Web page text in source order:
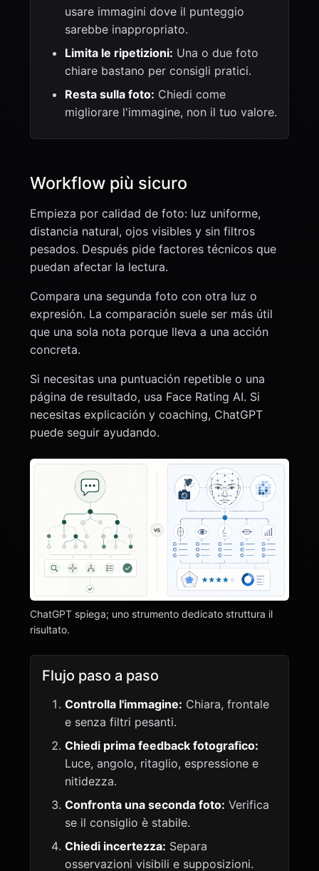
usare immagini dove il punteggio
sarebbe inappropriato.
Limita le ripetizioni: Una o due foto
chiare bastano per consigli pratici.
Resta sulla foto: Chiedi come
migliorare l'immagine, non il tuo valore.
Workflow più sicuro
Empieza por calidad de foto: luz uniforme,
distancia natural, ojos visibles y sin filtros
pesados. Después pide factores técnicos que
puedan afectar la lectura.
Compara una segunda foto con otra luz o
expresión. La comparación suele ser más útil
que una sola nota porque lleva a una acción
concreta.
Si necesitas una puntuación repetible o una
página de resultado, usa Face Rating AI. Si
necesitas explicación y coaching, ChatGPT
puede seguir ayudando.
ChatGPT spiega; uno strumento dedicato struttura il
risultato.
Flujo paso a paso
Controlla l'immagine: Chiara, frontale
e senza filtri pesanti.
Chiedi prima feedback fotografico:
Luce, angolo, ritaglio, espressione e
nitidezza.
Confronta una seconda foto: Verifica
se il consiglio è stabile.
Chiedi incertezza: Separa
osservazioni visibili e supposizioni.